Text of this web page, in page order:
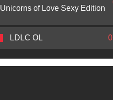
Unicorns of Love Sexy Edition
LDLC OL 0